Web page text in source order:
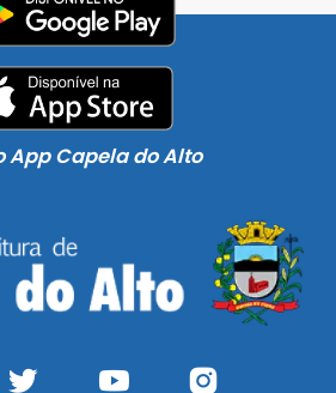
App Capela do Alto